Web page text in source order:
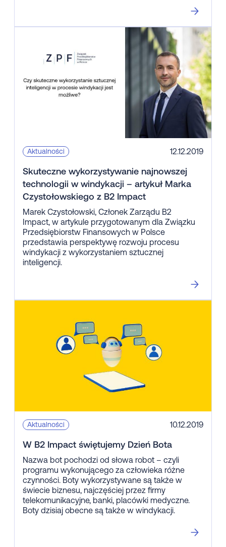
Aktualności 12.12.2019
Skuteczne wykorzystywanie najnowszej
technologii w windykacji – artykuł Marka
Czystołowskiego z B2 Impact
Marek Czystołowski, Członek Zarządu B2
Impact, w artykule przygotowanym dla Związku
Przedsiębiorstw Finansowych w Polsce
przedstawia perspektywę rozwoju procesu
windykacji z wykorzystaniem sztucznej
inteligencji.
Aktualności 10.12.2019
W B2 Impact świętujemy Dzień Bota
Nazwa bot pochodzi od słowa robot – czyli
programu wykonującego za człowieka różne
czynności. Boty wykorzystywane są także w
świecie biznesu, najczęściej przez firmy
telekomunikacyjne, banki, placówki medyczne.
Boty dzisiaj obecne są także w windykacji.